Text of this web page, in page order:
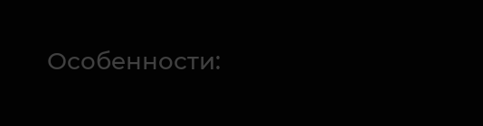
Особенности: